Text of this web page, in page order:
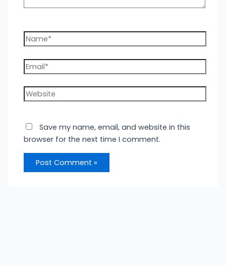
Name*
Email*
Website
Save my name, email, and website in this
browser for the next time I comment.